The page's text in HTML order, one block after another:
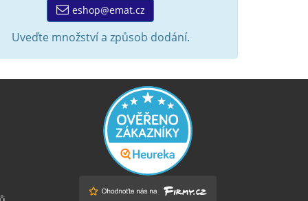
eshop@emat.cz
Uveďte množství a způsob dodání.